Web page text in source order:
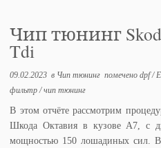
Чип тюнинг
Tdi
09.02.2023 в Чип тюнинг помеченоdpf/
фильтр/чип тюнинг
В этом отчёте рассмотрим
Шкода Октавия в кузове А7, с
мощностью 150 лошадиных сил.